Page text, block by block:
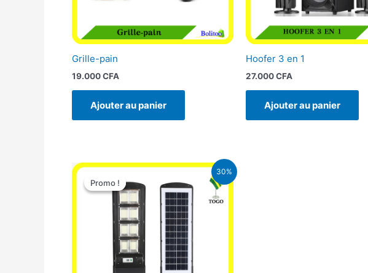
Grille-pain
19.000CFA
Ajouter au panier
Hoofer 3 en 1
27.000CFA
Ajouter au panier
30%
Promo !
Promo !
Le
initial
était :
50.000 CFA.
Le
actuel
est :
35.000 CFA.